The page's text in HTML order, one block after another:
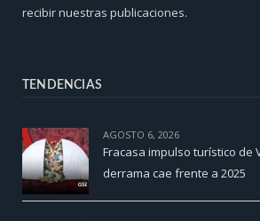
recibir nuestras publicaciones.
TENDENCIAS
AGOSTO 6, 2026
Fracasa impulso turístico de
derrama cae frente a 2025